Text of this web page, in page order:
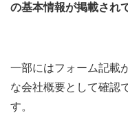
の基本情報が掲載され
一部にはフォーム記載
な会社概要として確認
す。